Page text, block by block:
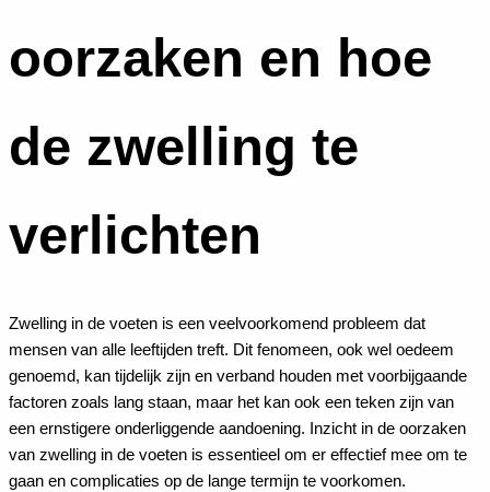
oorzaken en hoe
de zwelling te
verlichten
Zwelling in de voeten is een veelvoorkomend probleem dat
mensen van alle leeftijden treft. Dit fenomeen, ook wel oedeem
genoemd, kan tijdelijk zijn en verband houden met voorbijgaande
factoren zoals lang staan, maar het kan ook een teken zijn van
een ernstigere onderliggende aandoening. Inzicht in de oorzaken
van zwelling in de voeten is essentieel om er effectief mee om te
gaan en complicaties op de lange termijn te voorkomen.